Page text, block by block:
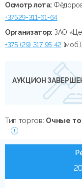
Осмотр лота:
+37529-311-61-64
Организатор: ЗАО
+375 (29) 317 95 42
АУКЦИОН
Тип торгов: Очные